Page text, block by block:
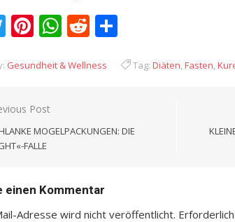
Twitter
Pinterest
WhatsApp
Reddit
Gesundheit & Wellness Tag: Diäten,Fasten,
Post
MOGELPACKUNGEN: DIE
FALLE
einen Kommentar
Adresse wird nicht veröffentlicht.